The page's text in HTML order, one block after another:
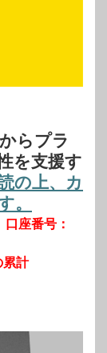
らプラ
を支援す
の上、カ
。
座番号：
計